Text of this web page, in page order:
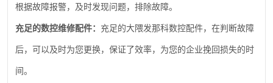
根据故障报警，及时发现问题，排除故障。
充足的数控维修配件： 充足的大隈发那科数控配件，在判断故障
后，可以及时为您更换，保证了效率，为您的企业挽回损失的时
间。